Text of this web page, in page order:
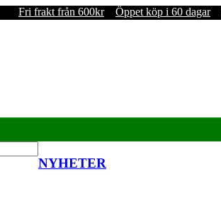
Fri frakt från 600kr Öppet köp i 60 dagar
NYHETER